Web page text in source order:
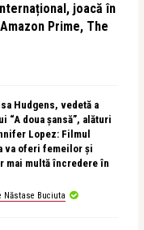
joacă în
Prime, The
Hudgens, vedetă a
“A doua șansă”, alături
Lopez: Filmul
va oferi femeilor și
mai multă încredere în
Năstase Buciuta